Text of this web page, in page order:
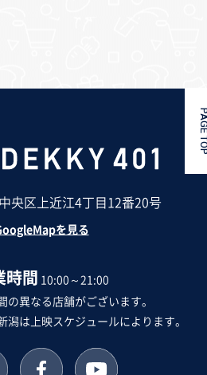
央区上近江4丁目12番20号
を見る
時間 10:00～21:00
の異なる店舗がございます。
潟は上映スケジュールによります。